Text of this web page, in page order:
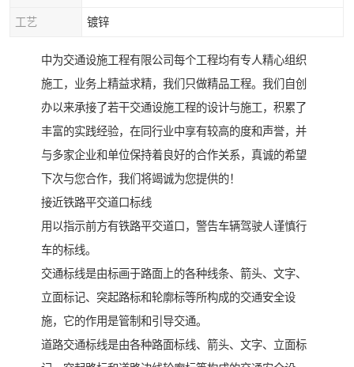
工艺 镀锌
中为交通设施工程有限公司每个工程均有专人精心组织
施工，业务上精益求精，我们只做精品工程。我们自创
办以来承接了若干交通设施工程的设计与施工，积累了
丰富的实践经验，在同行业中享有较高的度和声誉，并
与多家企业和单位保持着良好的合作关系，真诚的希望
下次与您合作，我们将竭诚为您提供的！
接近铁路平交道口标线
用以指示前方有铁路平交道口，警告车辆驾驶人谨慎行
车的标线。
交通标线是由标画于路面上的各种线条、箭头、文字、
立面标记、突起路标和轮廓标等所构成的交通安全设
施，它的作用是管制和引导交通。
道路交通标线是由各种路面标线、箭头、文字、立面标